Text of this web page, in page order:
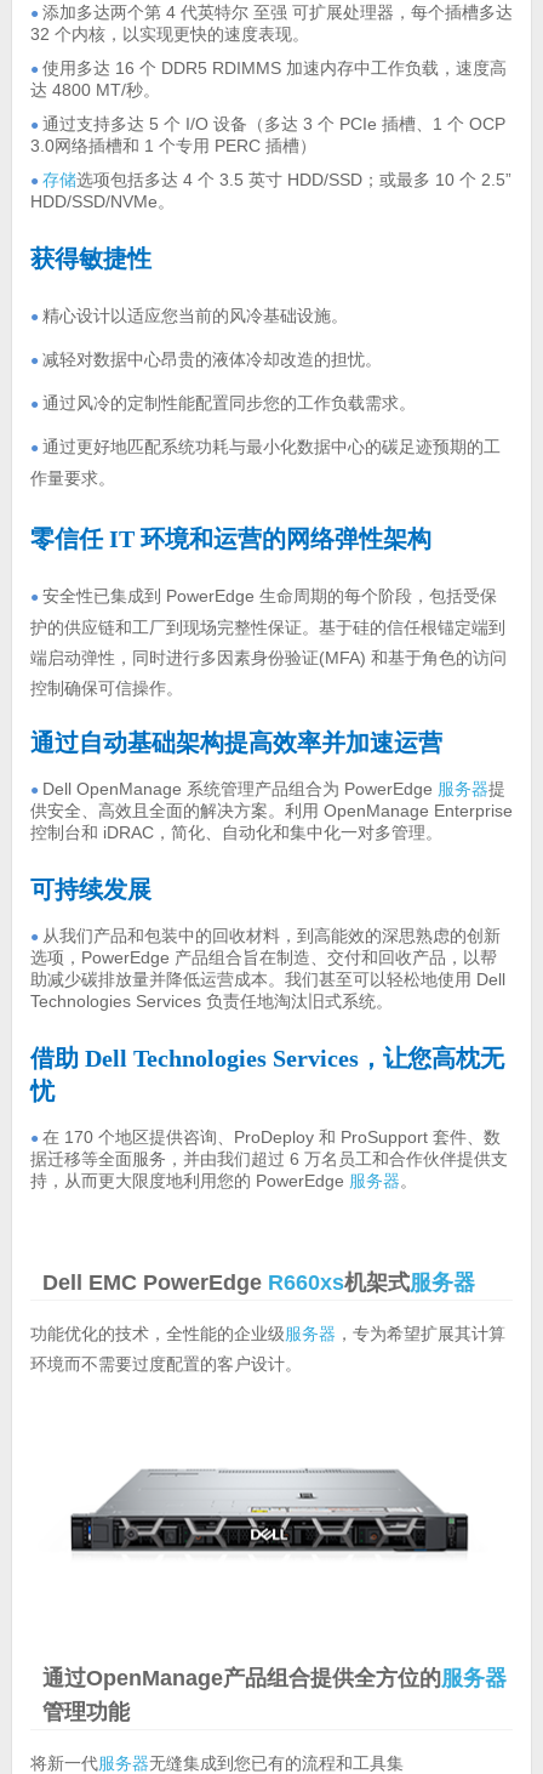
● 添加多达两个第 4 代英特尔 至强 可扩展处理器，每个插槽多达
32 个内核，以实现更快的速度表现。
● 使用多达 16 个 DDR5 RDIMMS 加速内存中工作负载，速度高
达 4800 MT/秒。
● 通过支持多达 5 个 I/O 设备（多达 3 个 PCIe 插槽、1 个 OCP
3.0网络插槽和 1 个专用 PERC 插槽）
● 存储选项包括多达 4 个 3.5 英寸 HDD/SSD；或最多 10 个 2.5”
HDD/SSD/NVMe。
获得敏捷性
● 精心设计以适应您当前的风冷基础设施。
● 减轻对数据中心昂贵的液体冷却改造的担忧。
● 通过风冷的定制性能配置同步您的工作负载需求。
● 通过更好地匹配系统功耗与最小化数据中心的碳足迹预期的工
作量要求。
零信任 IT 环境和运营的网络弹性架构
● 安全性已集成到 PowerEdge 生命周期的每个阶段，包括受保
护的供应链和工厂到现场完整性保证。基于硅的信任根锚定端到
端启动弹性，同时进行多因素身份验证(MFA) 和基于角色的访问
控制确保可信操作。
通过自动基础架构提高效率并加速运营
● Dell OpenManage 系统管理产品组合为 PowerEdge 服务器提
供安全、高效且全面的解决方案。利用 OpenManage Enterprise
控制台和 iDRAC，简化、自动化和集中化一对多管理。
可持续发展
● 从我们产品和包装中的回收材料，到高能效的深思熟虑的创新
选项，PowerEdge 产品组合旨在制造、交付和回收产品，以帮
助减少碳排放量并降低运营成本。我们甚至可以轻松地使用 Dell
Technologies Services 负责任地淘汰旧式系统。
借助 Dell Technologies Services，让您高枕无
忧
● 在 170 个地区提供咨询、ProDeploy 和 ProSupport 套件、数
据迁移等全面服务，并由我们超过 6 万名员工和合作伙伴提供支
持，从而更大限度地利用您的 PowerEdge 服务器。
Dell EMC PowerEdge R660xs机架式服务器
功能优化的技术，全性能的企业级服务器 ，专为希望扩展其计算
环境而不需要过度配置的客户设计。
通过OpenManage产品组合提供全方位的服务器
管理功能
将新一代服务器无缝集成到您已有的流程和工具集